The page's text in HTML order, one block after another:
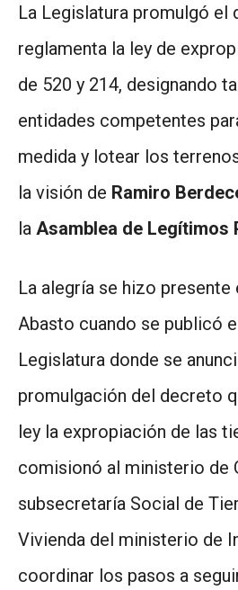
La Legislatura promulgó el
reglamenta la ley de
de 520 y 214, designando
entidades competentes
medida y lotear los
la visión de Ramiro
la Asamblea de Legítimos
La alegría se hizo presente
Abasto cuando se publicó
Legislatura donde se
promulgación del decreto
ley la expropiación de las
comisionó al ministerio de
subsecretaría Social de
Vivienda del ministerio de
coordinar los pasos a